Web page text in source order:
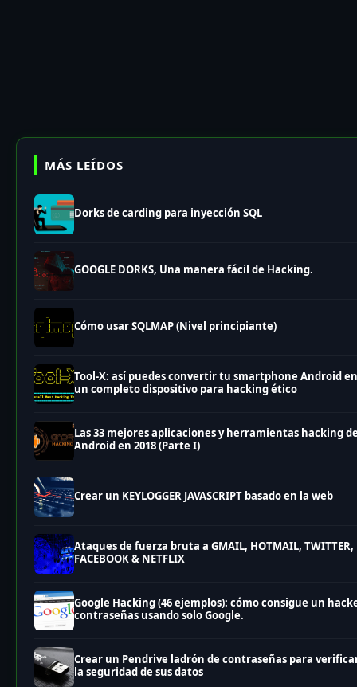
MÁS LEÍDOS
Dorks de carding para inyección SQL
GOOGLE DORKS, Una manera fácil de Hacking.
Cómo usar SQLMAP (Nivel principiante)
Tool-X: así puedes convertir tu smartphone Android en
un completo dispositivo para hacking ético
Las 33 mejores aplicaciones y herramientas hacking
Android en 2018 (Parte I)
Crear un KEYLOGGER JAVASCRIPT basado en la web
Ataques de fuerza bruta a GMAIL, HOTMAIL, TWITTER,
FACEBOOK & NETFLIX
Google Hacking (46 ejemplos): cómo consigue un
contraseñas usando solo Google.
Crear un Pendrive ladrón de contraseñas para
la seguridad de sus datos